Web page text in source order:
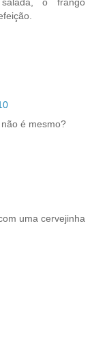
é mesmo?
uma cervejinha